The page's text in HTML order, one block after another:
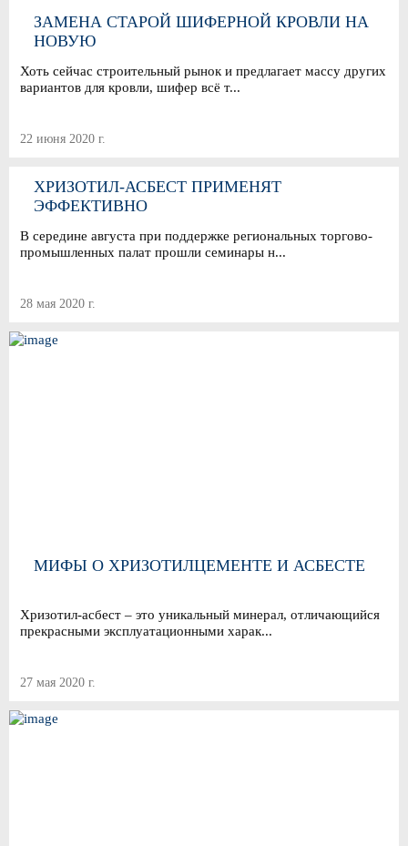
ЗАМЕНА СТАРОЙ ШИФЕРНОЙ КРОВЛИ НА
НОВУЮ
Хоть сейчас строительный рынок и предлагает массу других
вариантов для кровли, шифер всё т...
22 июня 2020 г.
ХРИЗОТИЛ-АСБЕСТ ПРИМЕНЯТ
ЭФФЕКТИВНО
В середине августа при поддержке региональных торгово-
промышленных палат прошли семинары н...
28 мая 2020 г.
МИФЫ О ХРИЗОТИЛЦЕМЕНТЕ И АСБЕСТЕ
Хризотил-асбест – это уникальный минерал, отличающийся
прекрасными эксплуатационными харак...
27 мая 2020 г.